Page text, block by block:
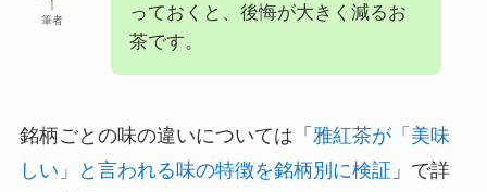
筆者
っておくと、後悔が大きく減るお
茶です。
銘柄ごとの味の違いについては「 雅紅茶が「美味
しい」と言われる味の特徴を銘柄別に検証 」で詳